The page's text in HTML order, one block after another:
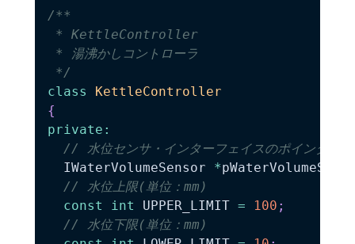
/**
* KettleController
* 湯沸かしコントローラ
*/
class
KettleController
{
private :
// 水位センサ・インターフェイスのポインタ
  IWaterVolumeSensor
*
// 水位上限(単位：mm)
const
int UPPER_LIMIT = 100 ;
// 水位下限(単位：mm)